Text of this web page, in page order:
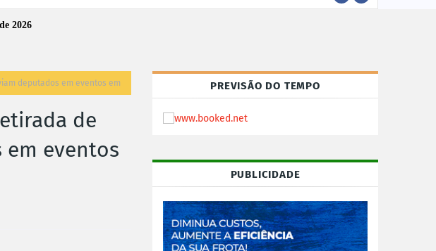
2026
deputados em eventos em
de
eventos
PREVISÃO DO TEMPO
PUBLICIDADE